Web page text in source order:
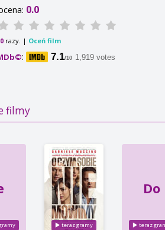
0.0
0 razy. | Oceń film
: 7.1/10 1,919 votes
filmy
Do